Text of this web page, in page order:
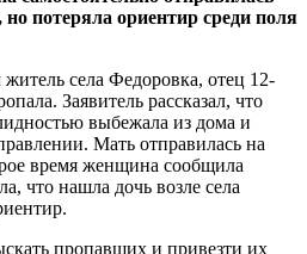
но потеряла ориентир среди поля
села Федоровка, отец 12-
Заявитель рассказал, что
выбежала из дома и
Мать отправилась на
время женщина сообщила
что нашла дочь возле села
пропавших и привезти их